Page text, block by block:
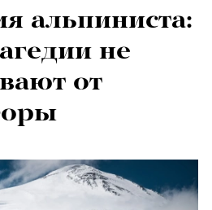
альпиниста:
не
от